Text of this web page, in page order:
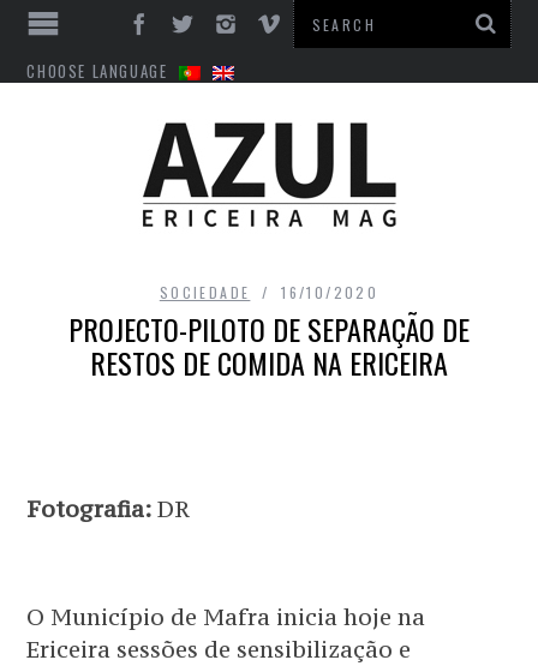
CHOOSE LANGUAGE
SOCIEDADE 16/10/2020
PROJECTO-PILOTO DE SEPARAÇÃO DE
RESTOS DE COMIDA NA ERICEIRA
Fotografia: DR
O Município de Mafra inicia hoje na
Ericeira sessões de sensibilização e